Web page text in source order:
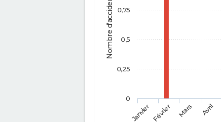
Nombre d'accidents
JanvierFévrier Mars Avril
0
0,25
0,5
0,75